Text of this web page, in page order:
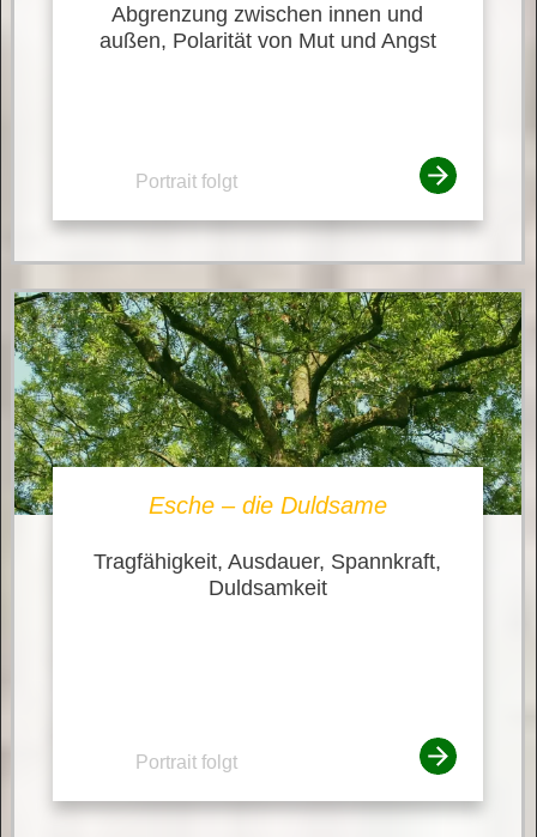
Abgrenzung zwischen innen und
außen, Polarität von Mut und Angst
Portrait folgt
Esche – die Duldsame
Tragfähigkeit, Ausdauer, Spannkraft,
Duldsamkeit
Portrait folgt